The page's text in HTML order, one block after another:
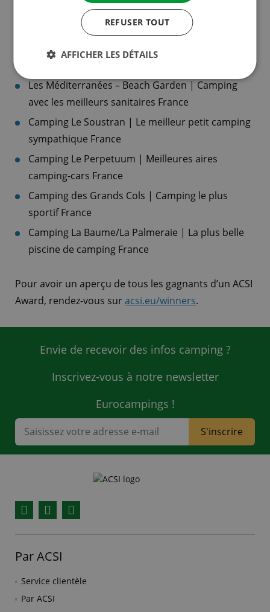
Sites & Paysages Le Ventoulou | Camping le
mieux adapté aux chiens France
Ardèche Camping | Meilleur camping pour
Les Méditerranées – Beach Garden | Camping
avec les meilleurs sanitaires France
Camping Le Soustran | Le meilleur petit camping
sympathique France
Camping Le Perpetuum | Meilleures aires
camping-cars France
Camping des Grands Cols | Camping le plus
sportif France
Camping La Baume/La Palmeraie | La plus belle
piscine de camping France
Pour avoir un aperçu de tous les gagnants d’un ACSI
Award, rendez-vous suracsi.eu/winners.
Envie de recevoir des infos camping ?
Inscrivez-vous à notre newsletter
Eurocampings !
S'inscrire
Par ACSI
Service clientèle
Par ACSI
REFUSER TOUT
AFFICHER LES DÉTAILS